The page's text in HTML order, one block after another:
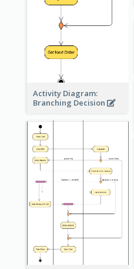
Activity Diagram:
Branching Decision